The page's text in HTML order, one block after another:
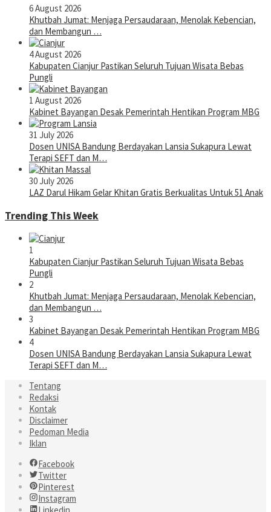
6 August 2026
Khutbah Jumat: Menjaga Persaudaraan, Menolak Kebencian,
dan Membangun …
4 August 2026
Kabupaten Cianjur Pastikan Seluruh Tujuan Wisata Bebas
Pungli
1 August 2026
Kabinet Bayangan Desak Pemerintah Hentikan Program MBG
31 July 2026
Dosen UNISA Bandung Berdayakan Lansia Sukapura Lewat
Terapi SEFT dan M…
30 July 2026
LAZ Darul Hikam Gelar Khitan Gratis Berkualitas Untuk 51 Anak
Trending This Week
1
Kabupaten Cianjur Pastikan Seluruh Tujuan Wisata Bebas
Pungli
2
Khutbah Jumat: Menjaga Persaudaraan, Menolak Kebencian,
dan Membangun …
3
Kabinet Bayangan Desak Pemerintah Hentikan Program MBG
4
Dosen UNISA Bandung Berdayakan Lansia Sukapura Lewat
Terapi SEFT dan M…
Tentang
Redaksi
Kontak
Disclaimer
Pedoman Media
Iklan
Facebook
Twitter
Pinterest
Instagram